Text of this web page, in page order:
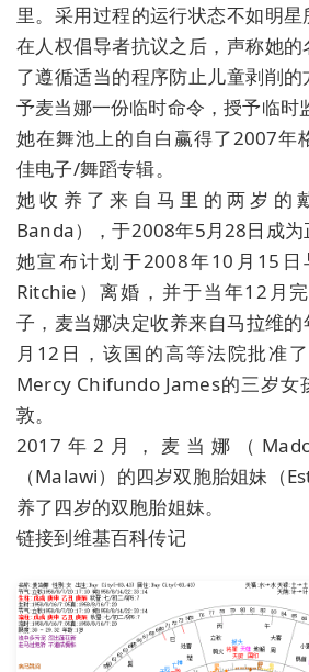
里。采用过程的运行状态不如明星
在人权倡导者抗议之后，声称她
了遵循适当的程序防止儿童剥削
予麦当娜一份临时命令，授予临时
她在舞池上的自白赢得了2007年
佳电子/舞蹈专辑。
她收养了来自马里的两岁的
Banda），于2008年5月28日成为
她宣布计划于2008年10月15日
Ritchie）离婚，并于当年12月
子，麦当娜决定收养来自马拉维
月12日，该国的高等法院批准
Mercy Chifundo James的三岁
敦。
2017年2月，麦当娜（
（Malawi）的四岁双胞胎姐妹（
养了四岁的双胞胎姐妹。
链接到维基百科传记